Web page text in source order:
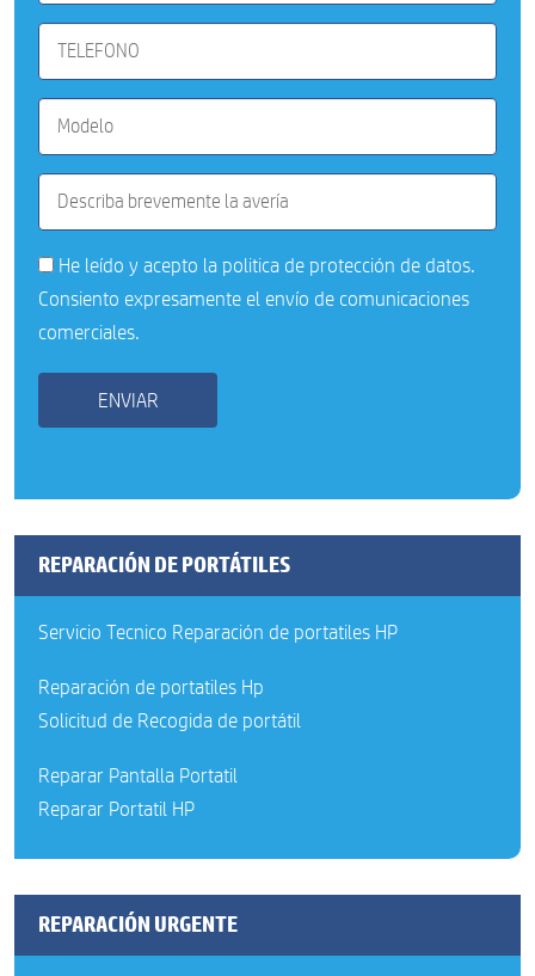
He leído y acepto lapolitica de protección de datos.
Consiento expresamente el envío de comunicaciones
comerciales.
REPARACIÓN DE PORTÁTILES
Servicio Tecnico Reparación de portatiles HP
Reparación de portatiles Hp
Solicitud de Recogida de portátil
Reparar Pantalla Portatil
Reparar Portatil HP
REPARACIÓN URGENTE